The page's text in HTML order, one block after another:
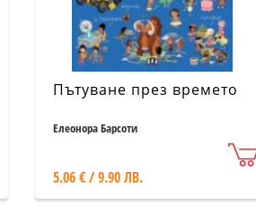
Пътуване през времето
Елеонора Барсоти
5.06 € / 9.90 ЛВ.